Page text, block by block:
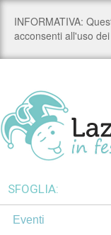
SFOGLIA:
Eventi